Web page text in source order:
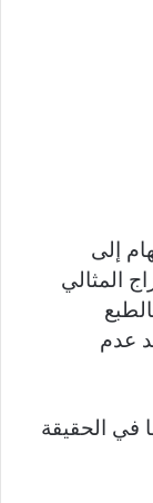
إلى
المثالي
عدم
في الحقيقة